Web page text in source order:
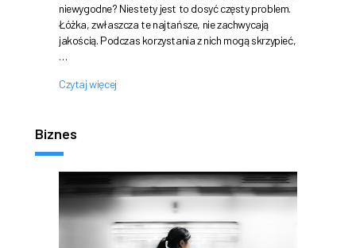
niewygodne? Niestety jest to dosyć częsty problem.
Łóżka, zwłaszcza te najtańsze, nie zachwycają
jakością. Podczas korzystania z nich mogą skrzypieć,
…
Czytaj więcej
Biznes